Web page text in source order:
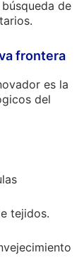
de
frontera
es la
del
tejidos.